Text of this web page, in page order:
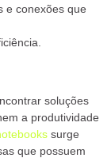
e conexões que
soluções
a produtividade
surge
que possuem